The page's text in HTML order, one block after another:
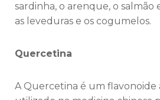
sardinha, o arenque, o salmão
as leveduras e os cogumelos.
Quercetina
A Quercetina é um